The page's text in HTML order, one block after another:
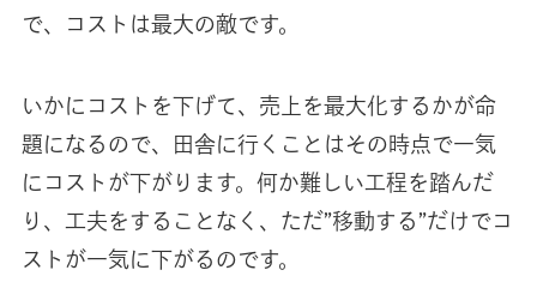
で、コストは最大の敵です。
いかにコストを下げて、売上を最大化するかが命
題になるので、田舎に行くことはその時点で一気
にコストが下がります。何か難しい工程を踏んだ
り、工夫をすることなく、ただ”移動する”だけでコ
ストが一気に下がるのです。